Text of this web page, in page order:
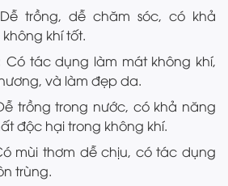
Dễ trồng, dễ chăm sóc, có khả
khí tốt.
Có tác dụng làm mát không khí,
và làm đẹp da.
trồng trong nước, có khả năng
độc hại trong không khí.
mùi thơm dễ chịu, có tác dụng
trùng.